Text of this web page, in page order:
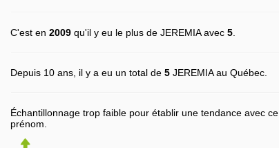
C'est en 2009 qu'il y eu le plus de JEREMIA avec 5
Depuis 10 ans, il y a eu un total de 5 JEREMIA au Québec.
Échantillonnage trop faible pour établir une tendance avec ce
prénom.